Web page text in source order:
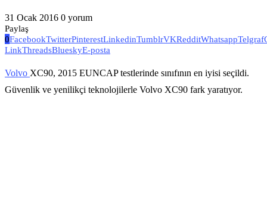
31 Ocak 2016 0 yorum
Paylaş
0FacebookTwitterPinterestLinkedinTumblrVKRedditWhatsappTelgraf
LinkThreadsBlueskyE-posta
Volvo XC90, 2015 EUNCAP testlerinde sınıfının en iyisi seçildi.
Güvenlik ve yenilikçi teknolojilerle Volvo XC90 fark yaratıyor.